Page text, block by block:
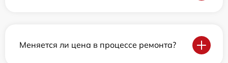
Меняется ли цена в процессе ремонта?